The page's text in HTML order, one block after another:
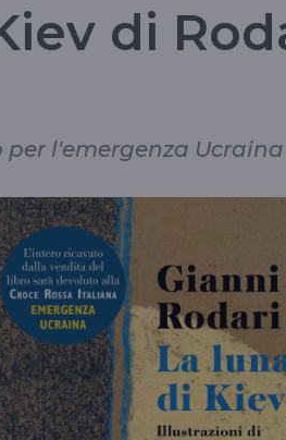
di
l'emergenza Ucraina